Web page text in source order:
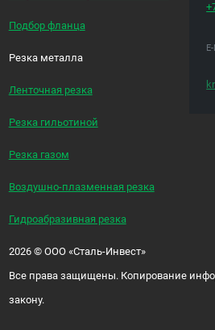
Подбор фланца
Резка металла
Ленточная резка
Резка гильотиной
Резка газом
Воздушно-плазменная резка
Гидроабразивная резка
2026 ©ООО «Сталь-Инвест»
Все права защищены. Копирование
закону.